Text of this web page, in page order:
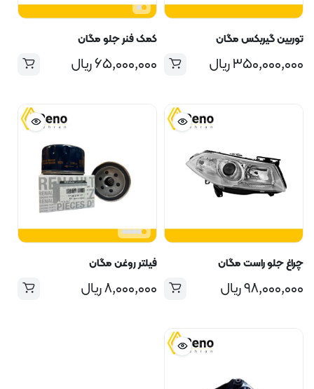
توربین گیربکس مگان
۳۵۰,۰۰۰,۰۰۰ریال
کمک فنر جلو مگان
۶۵,۰۰۰,۰۰۰ریال
چراغ جلو راست مگان
۹۸,۰۰۰,۰۰۰ریال
فیلتر روغن مگان
۸,۰۰۰,۰۰۰ریال